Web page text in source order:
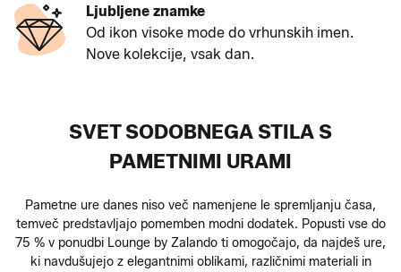
Ljubljene znamke
Od ikon visoke mode do vrhunskih imen.
Nove kolekcije, vsak dan.
SVET SODOBNEGA STILA S
PAMETNIMI URAMI
Pametne ure danes niso več namenjene le spremljanju časa,
temveč predstavljajo pomemben modni dodatek. Popusti vse do
75 % v ponudbi Lounge by Zalando ti omogočajo, da najdeš ure,
ki navdušujejo z elegantnimi oblikami, različnimi materiali in